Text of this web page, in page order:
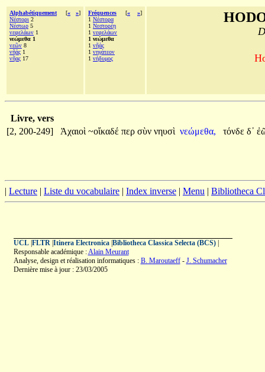
Alphabétiquement [« »]
Νέστορι 2
Νέστωρ 5
νεφελάων 1
νεώμεθα 1
νεῶν 8
νῆάς 1
νῆας 17
Fréquences [« »]
1 Νέστορα
1 Νεστορέῃ
1 νεφελάων
1 νεώμεθα
1 νῆάς
1 νηγάτεον
1 νήδυμος
Livre, vers
[2, 200-249]
Ἀχαιοὶ ~οἴκαδέ περ σὺν νηυσὶ νεώμεθα, τόνδε δ᾽
| Lecture | Liste du vocabulaire | Index inverse | Menu | Bibliotheca
UCL| FLTR| Itinera Electronica| Bibliotheca Classica Selecta (BCS)|
Responsable académique :Alain Meurant
Analyse, design et réalisation informatiques : B. Maroutaeff- J. Schumacher
Dernière mise à jour : 23/03/2005